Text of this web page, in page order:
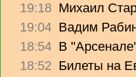
19:18 Михаил
19:04 Вадим
18:54 В
18:52 Билеты на